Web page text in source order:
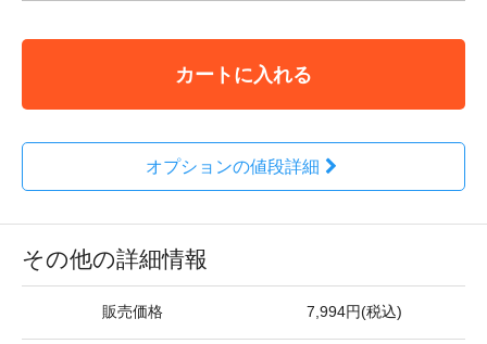
カートに入れる
オプションの値段詳細
その他の詳細情報
販売価格 7,994円(税込)